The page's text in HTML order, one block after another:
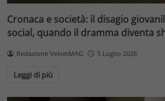
Cronaca e società: il disagio
social, quando il dramma diventa
Redazione VelvetMAG 5 Luglio 2026
Leggi di più